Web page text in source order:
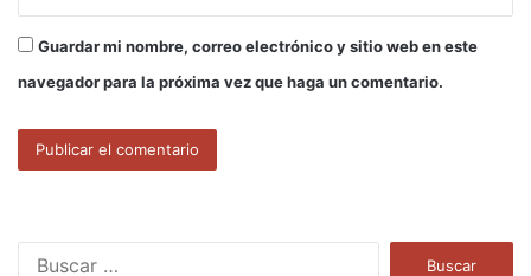
Guardar mi nombre, correo electrónico y sitio web en este
navegador para la próxima vez que haga un comentario.